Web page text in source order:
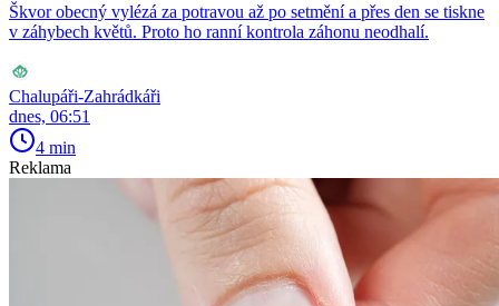
Škvor obecný vylézá za potravou až po setmění a přes den se tiskne
v záhybech květů. Proto ho ranní kontrola záhonu neodhalí.
Chalupáři-Zahrádkáři
dnes, 06:51
4 min
Reklama